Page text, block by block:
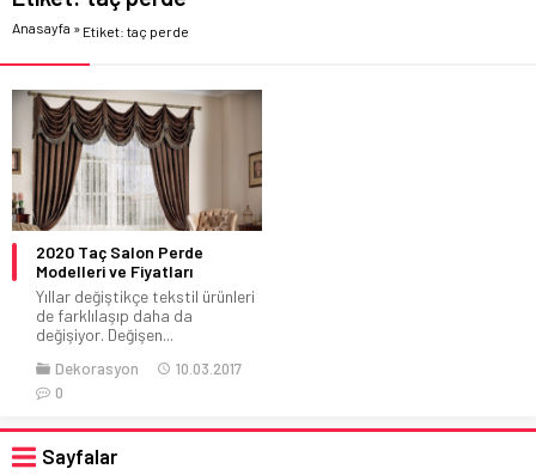
Anasayfa » Etiket: taç perde
2020 Taç Salon Perde
Modelleri ve Fiyatları
Yıllar değiştikçe tekstil ürünleri
de farklılaşıp daha da
değişiyor. Değişen...
Dekorasyon
10.03.2017
0
Sayfalar